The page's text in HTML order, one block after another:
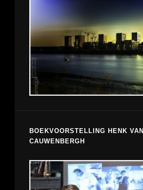
BOEKVOORSTELLING HENK VAN
CAUWENBERGH